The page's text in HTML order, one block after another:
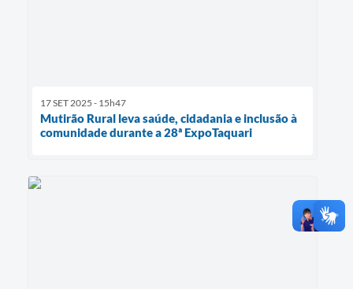
17 SET 2025 - 15h47
Mutirão Rural leva saúde, cidadania e inclusão à
comunidade durante a 28ª ExpoTaquari